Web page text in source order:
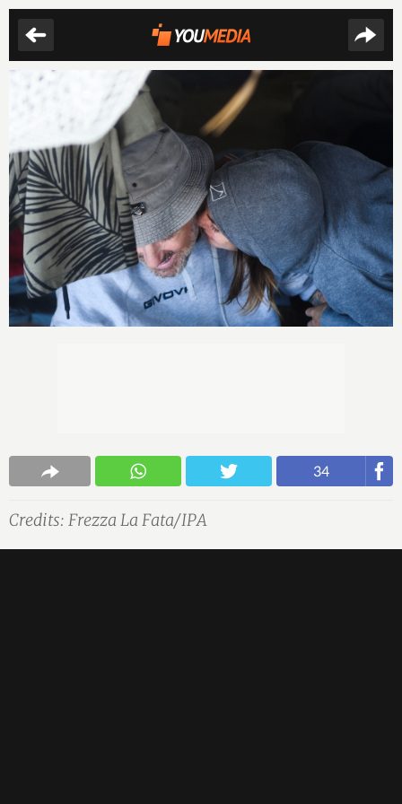
34
Credits: Frezza La Fata/IPA